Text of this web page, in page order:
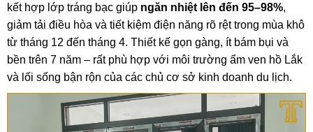
kết hợp lớp tráng bạc giúp ngăn nhiệt lên đến 95–98%,
giảm tải điều hòa và tiết kiệm điện năng rõ rệt trong mùa khô
từ tháng 12 đến tháng 4. Thiết kế gọn gàng, ít bám bụi và
bền trên 7 năm – rất phù hợp với môi trường ẩm ven hồ Lắk
và lối sống bận rộn của các chủ cơ sở kinh doanh du lịch.